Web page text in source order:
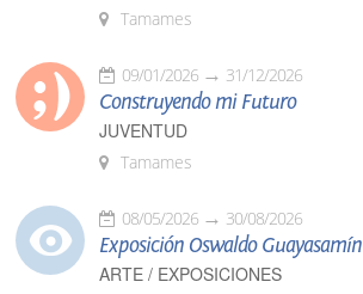
Tamames
09/01/2026 31/12/2026
Construyendo mi Futuro
JUVENTUD
Tamames
08/05/2026 30/08/2026
Exposición Oswaldo Guayasamín
ARTE / EXPOSICIONES